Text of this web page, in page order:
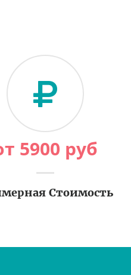
5900 руб
Стоимость